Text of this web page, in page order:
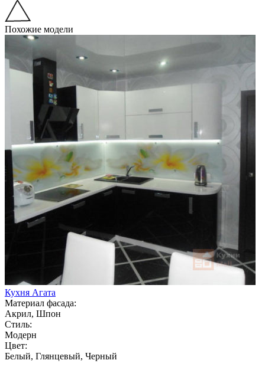
Похожие модели
Кухня Агата
Материал фасада:
Акрил, Шпон
Стиль:
Модерн
Цвет:
Белый, Глянцевый, Черный